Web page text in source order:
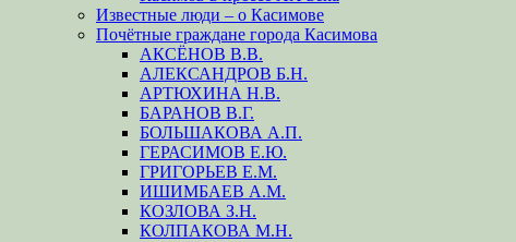
Известные люди – о Касимове
Почётные граждане города Касимова
АКСЁНОВ В.В.
АЛЕКСАНДРОВ Б.Н.
АРТЮХИНА Н.В.
БАРАНОВ В.Г.
БОЛЬШАКОВА А.П.
ГЕРАСИМОВ Е.Ю.
ГРИГОРЬЕВ Е.М.
ИШИМБАЕВ А.М.
КОЗЛОВА З.Н.
КОЛПАКОВА М.Н.